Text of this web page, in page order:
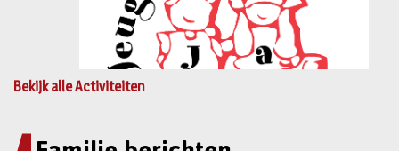
Bekijk alle Activiteiten